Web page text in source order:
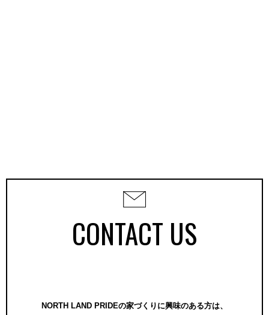
CONTACT US
NORTH LAND PRIDEの家づくりに興味のある方は、